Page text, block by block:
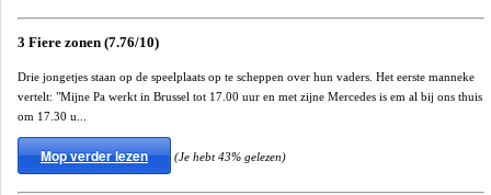
3 Fiere zonen (7.76/10)
Drie jongetjes staan op de speelplaats op te scheppen over hun vaders. Het eerste manneke
vertelt: "Mijne Pa werkt in Brussel tot 17.00 uur en met zijne Mercedes is em al bij ons thuis
om 17.30 u...
Mop verder lezen (Je hebt 43% gelezen)